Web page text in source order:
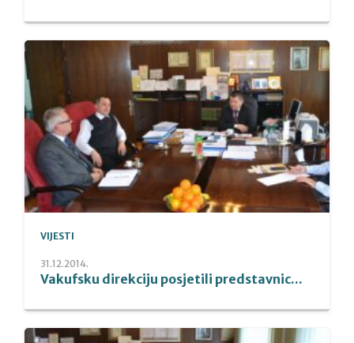
VIJESTI
31.12.2014.
Vakufsku direkciju posjetili predstavnic...